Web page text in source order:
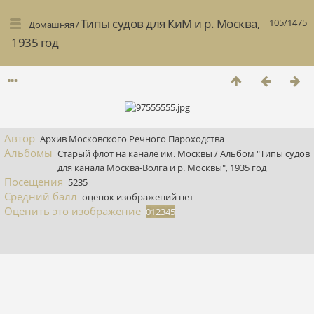
105/1475
Домашняя/Типы судов для КиМ и р. Москва,
1935 год
Автор Архив Московского Речного Пароходства
Альбомы Старый флот на канале им. Москвы /Альбом "Типы судов
для канала Москва-Волга и р. Москвы", 1935 год
Посещения 5235
Средний балл оценок изображений нет
Оценить это изображение